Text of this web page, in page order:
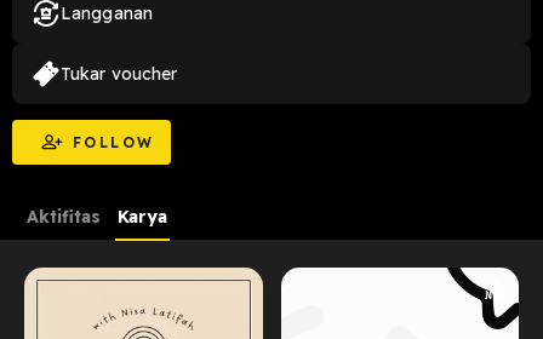
FOLLOW
Langganan
Tukar voucher
Aktifitas Karya